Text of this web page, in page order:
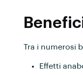
Tra i numerosi
Effetti